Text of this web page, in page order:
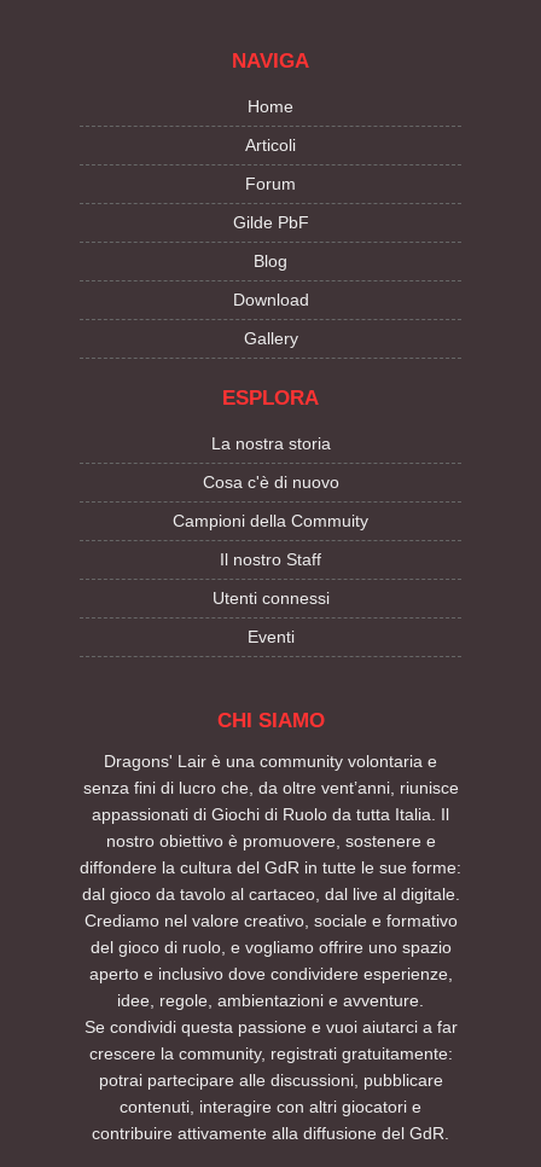
NAVIGA
Home
Articoli
Forum
Gilde PbF
Blog
Download
Gallery
ESPLORA
La nostra storia
Cosa c'è di nuovo
Campioni della Commuity
Il nostro Staff
Utenti connessi
Eventi
CHI SIAMO
Dragons' Lair è una community volontaria e
senza fini di lucro che, da oltre vent’anni, riunisce
appassionati di Giochi di Ruolo da tutta Italia. Il
nostro obiettivo è promuovere, sostenere e
diffondere la cultura del GdR in tutte le sue forme:
dal gioco da tavolo al cartaceo, dal live al digitale.
Crediamo nel valore creativo, sociale e formativo
del gioco di ruolo, e vogliamo offrire uno spazio
aperto e inclusivo dove condividere esperienze,
idee, regole, ambientazioni e avventure.
Se condividi questa passione e vuoi aiutarci a far
crescere la community, registrati gratuitamente:
potrai partecipare alle discussioni, pubblicare
contenuti, interagire con altri giocatori e
contribuire attivamente alla diffusione del GdR.